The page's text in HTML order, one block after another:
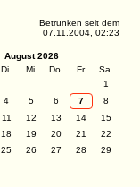
Betrunken seit dem
07.11.2004, 02:23
August 2026
Di. Mi. Do. Fr.
Sa.
1
4 5 6 7
8
11 12 13 14
15
18 19 20 21
22
25 26 27 28
29